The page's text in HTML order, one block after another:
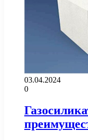
03.04.2024
0